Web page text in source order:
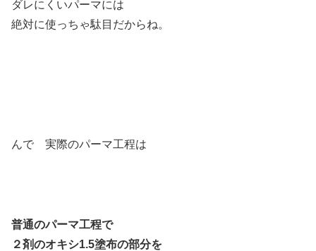
ダレにくいパーマには
絶対に使っちゃ駄目だからね。
んで 実際のパーマ工程は
普通のパーマ工程で
２剤のオキシ1.5塗布の部分を